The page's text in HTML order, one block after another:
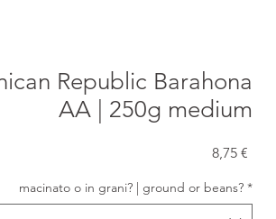
Republic Barahona
AA | 250g medium
8,75 €
macinato o in grani? | ground or beans? *